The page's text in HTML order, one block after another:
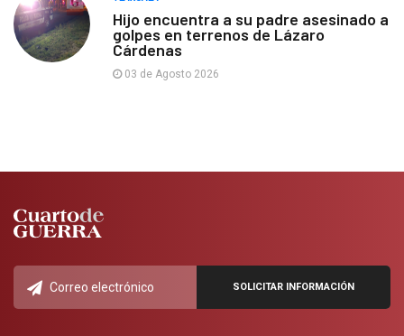
Hijo encuentra a su padre asesinado a
golpes en terrenos de Lázaro
Cárdenas
03 de Agosto 2026